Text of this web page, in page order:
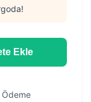
Ekle
Ödeme